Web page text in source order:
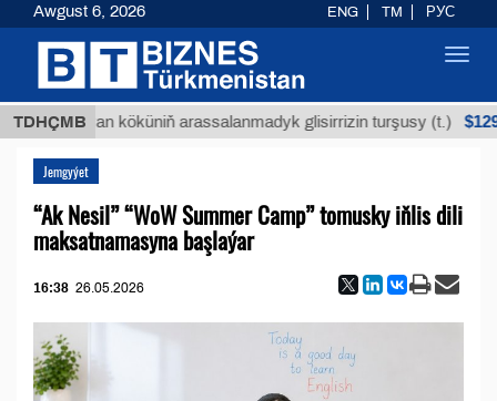
TDHÇMB
Buýan köküniň arassalanmadyk glisirrizin turşusy (t.) $12935,18
Jemgyýet
“Ak Nesil” “WoW Summer Camp” tomusky iňlis dili
maksatnamasyna başlaýar
16:38 26.05.2026
Awgust 6, 2026 ENG TM РУС